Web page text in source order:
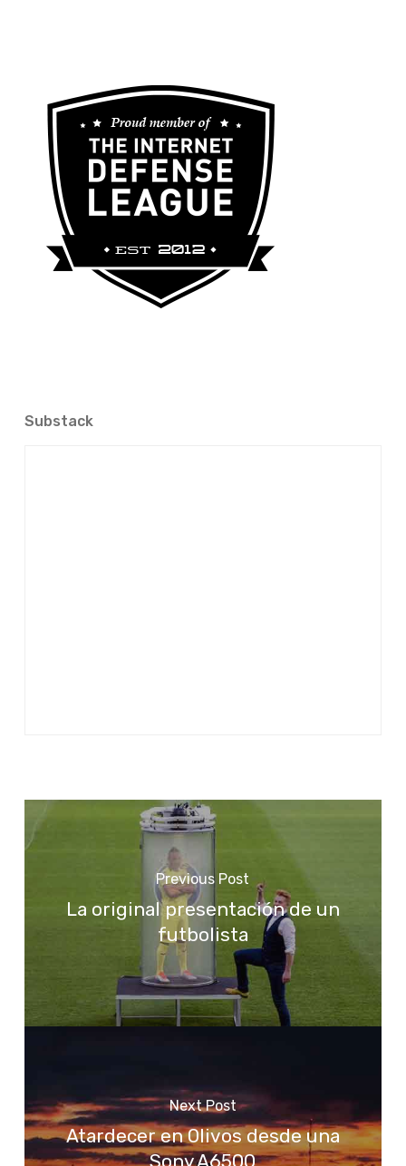
Substack
Previous Post
La original presentación de un
futbolista
Next Post
Atardecer en Olivos desde una